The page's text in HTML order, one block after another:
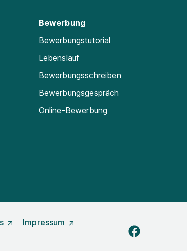
Bewerbung
Bewerbungstutorial
Lebenslauf
Bewerbungsschreiben
Bewerbungsgespräch
Online-Bewerbung
Impressum
facebook